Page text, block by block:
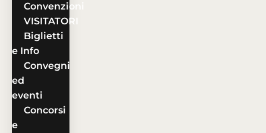
Convenzioni
VISITATORI
Biglietti
e Info
Convegni
ed
eventi
Concorsi
e